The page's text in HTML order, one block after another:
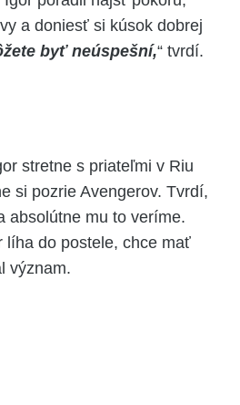
a doniesť si kúsok dobrej
byť neúspešní,“ tvrdí.
stretne s priateľmi v Riu
si pozrie Avengerov. Tvrdí,
absolútne mu to veríme.
líha do postele, chce mať
význam.